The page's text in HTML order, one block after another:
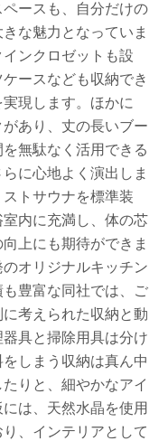
ースも、自分だけの
な魅力となっていま
ンクロゼットも設
ースなども収納でき
現します。ほかに
あり、丈の長いブー
無駄なく活用できる
に心地よく演出しま
トサウナを標準装
内に充満し、体の芯
上にも期待ができま
オリジナルキッチン
豊富な同社では、ご
考えられた収納と動
具と掃除用具は分け
しまう収納は真ん中
りと、細やかなアイ
は、天然水晶を使用
、インテリアとして